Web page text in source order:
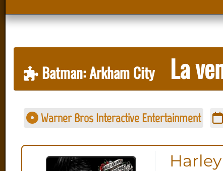
Batman: Arkham City La
Warner Bros Interactive Entertainment